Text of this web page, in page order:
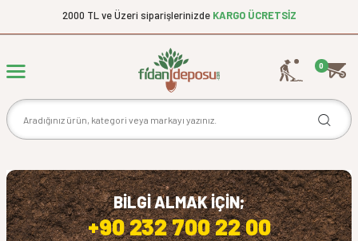
2000 TL ve Üzeri siparişlerinizde KARGO ÜCRETSİZ
0
BİLGİ ALMAK İÇİN;
+90 232 700 22 00